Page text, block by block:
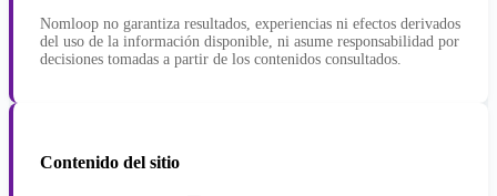
Nomloop no garantiza resultados, experiencias ni efectos derivados
del uso de la información disponible, ni asume responsabilidad por
decisiones tomadas a partir de los contenidos consultados.
Contenido del sitio